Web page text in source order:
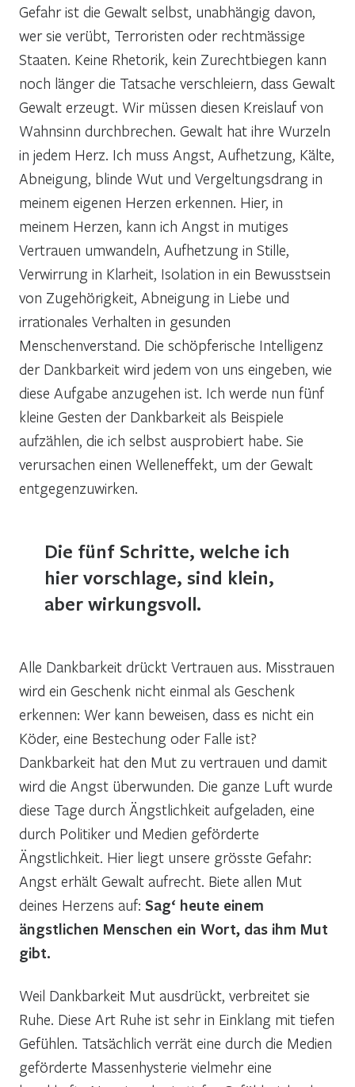
Gefahr ist die Gewalt selbst, unabhängig davon,
wer sie verübt, Terroristen oder rechtmässige
Staaten. Keine Rhetorik, kein Zurechtbiegen kann
noch länger die Tatsache verschleiern, dass Gewalt
Gewalt erzeugt. Wir müssen diesen Kreislauf von
Wahnsinn durchbrechen. Gewalt hat ihre Wurzeln
in jedem Herz. Ich muss Angst, Aufhetzung, Kälte,
Abneigung, blinde Wut und Vergeltungsdrang in
meinem eigenen Herzen erkennen. Hier, in
meinem Herzen, kann ich Angst in mutiges
Vertrauen umwandeln, Aufhetzung in Stille,
Verwirrung in Klarheit, Isolation in ein Bewusstsein
von Zugehörigkeit, Abneigung in Liebe und
irrationales Verhalten in gesunden
Menschenverstand. Die schöpferische Intelligenz
der Dankbarkeit wird jedem von uns eingeben, wie
diese Aufgabe anzugehen ist. Ich werde nun fünf
kleine Gesten der Dankbarkeit als Beispiele
aufzählen, die ich selbst ausprobiert habe. Sie
verursachen einen Welleneffekt, um der Gewalt
entgegenzuwirken.
Die fünf Schritte, welche ich
hier vorschlage, sind klein,
aber wirkungsvoll.
Alle Dankbarkeit drückt Vertrauen aus. Misstrauen
wird ein Geschenk nicht einmal als Geschenk
erkennen: Wer kann beweisen, dass es nicht ein
Köder, eine Bestechung oder Falle ist?
Dankbarkeit hat den Mut zu vertrauen und damit
wird die Angst überwunden. Die ganze Luft wurde
diese Tage durch Ängstlichkeit aufgeladen, eine
durch Politiker und Medien geförderte
Ängstlichkeit. Hier liegt unsere grösste Gefahr:
Angst erhält Gewalt aufrecht. Biete allen Mut
deines Herzens auf: Sag‘ heute einem
ängstlichen Menschen ein Wort, das ihm Mut
gibt.
Weil Dankbarkeit Mut ausdrückt, verbreitet sie
Ruhe. Diese Art Ruhe ist sehr in Einklang mit tiefen
Gefühlen. Tatsächlich verrät eine durch die Medien
geförderte Massenhysterie vielmehr eine